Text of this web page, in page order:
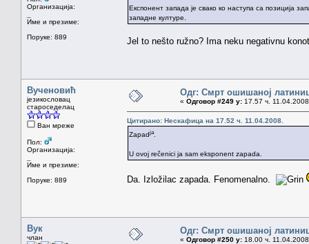
Организација:
Име и презиме:
Поруке: 889
Експонент запада је свако ко наступа са позиција
западне културе.
Jel to nešto ružno? Ima neku negativnu
Вученовић
језикословац
староседелац
Ван мреже
Пол:
Организација:
Име и презиме:
Поруке: 889
Одг: Смрт ошишаној
« Одговор #249 у: 17.57 ч.
Цитирано: Нескафица на 17.52 ч. 11.04.2008.
Zapadja.
U ovoj rečenici ja sam eksponent zapada.
Da. Izložilac zapada. Fenomenalno.
Вук
члан
Одг: Смрт ошишаној
« Одговор #250 у: 18.00 ч.